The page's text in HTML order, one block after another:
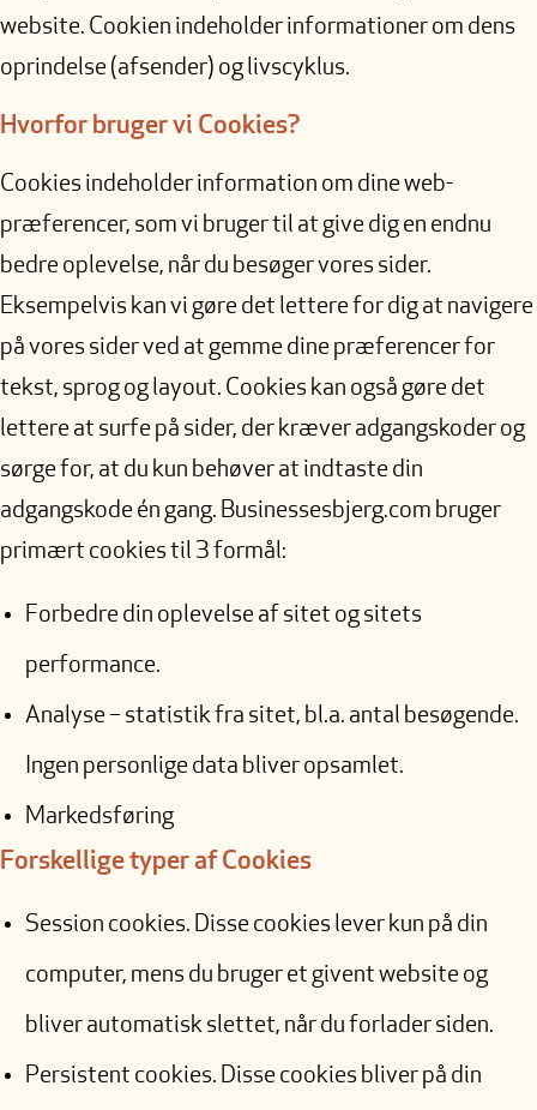
website. Cookien indeholder informationer om dens
oprindelse (afsender) og livscyklus.
Hvorfor bruger vi Cookies?
Cookies indeholder information om dine web-
præferencer, som vi bruger til at give dig en endnu
bedre oplevelse, når du besøger vores sider.
Eksempelvis kan vi gøre det lettere for dig at navigere
på vores sider ved at gemme dine præferencer for
tekst, sprog og layout. Cookies kan også gøre det
lettere at surfe på sider, der kræver adgangskoder og
sørge for, at du kun behøver at indtaste din
adgangskode én gang. Businessesbjerg.com bruger
primært cookies til 3 formål:
Forbedre din oplevelse af sitet og sitets
performance.
Analyse – statistik fra sitet, bl.a. antal besøgende.
Ingen personlige data bliver opsamlet.
Markedsføring
Forskellige typer af Cookies
Session cookies. Disse cookies lever kun på din
computer, mens du bruger et givent website og
bliver automatisk slettet, når du forlader siden.
Persistent cookies. Disse cookies bliver på din